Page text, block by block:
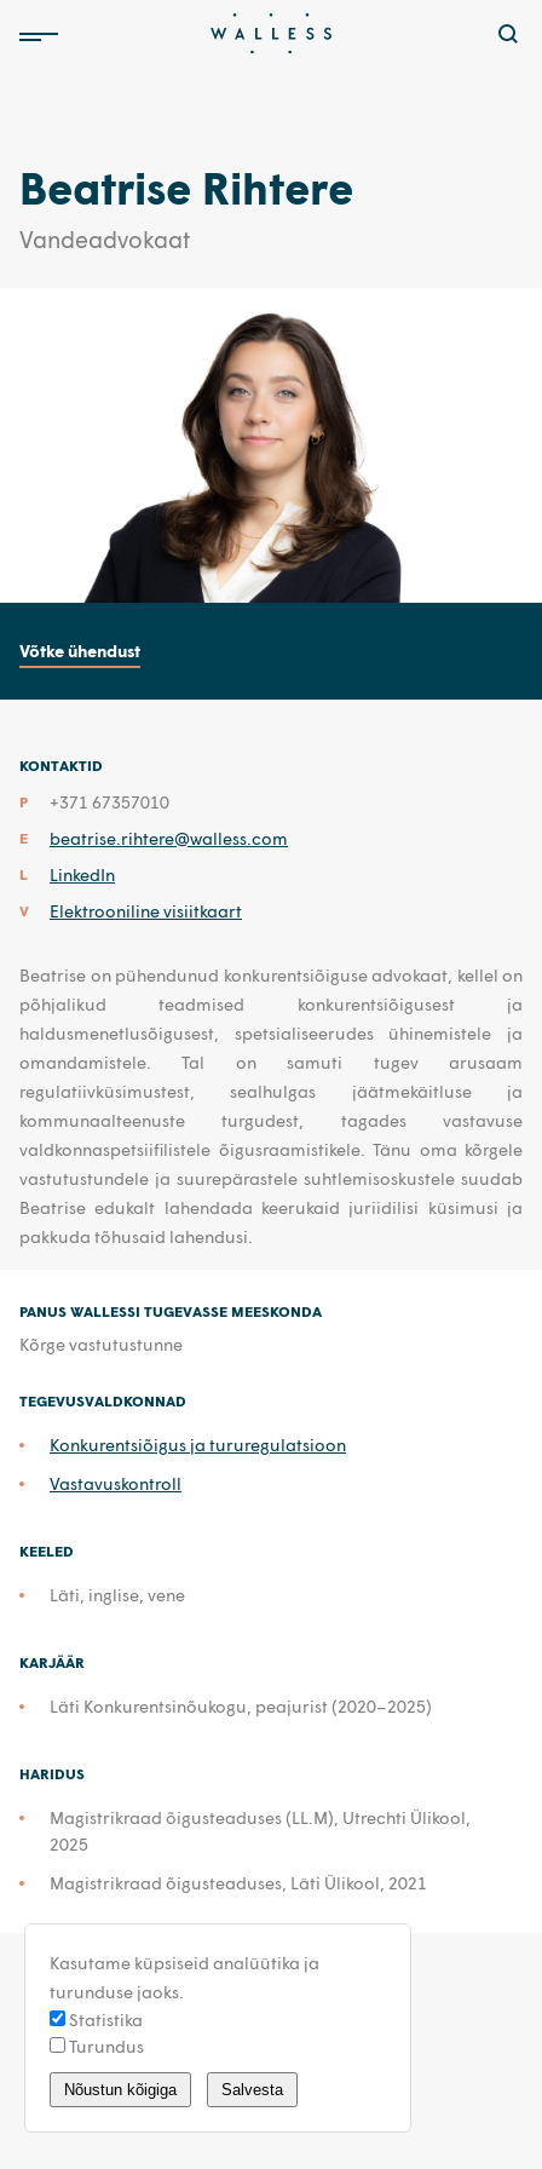
Beatrise Rihtere
Vandeadvokaat
Võtke ühendust
KONTAKTID
P
+371 67357010
E beatrise.rihtere@walless.com
L LinkedIn
V Elektrooniline visiitkaart
Beatrise on pühendunud konkurentsiõiguse advokaat, kellel on
põhjalikud teadmised konkurentsiõigusest ja
haldusmenetlusõigusest, spetsialiseerudes ühinemistele ja
omandamistele. Tal on samuti tugev arusaam
regulatiivküsimustest, sealhulgas jäätmekäitluse ja
kommunaalteenuste turgudest, tagades vastavuse
valdkonnaspetsiifilistele õigusraamistikele. Tänu oma kõrgele
vastutustundele ja suurepärastele suhtlemisoskustele suudab
Beatrise edukalt lahendada keerukaid juriidilisi küsimusi ja
pakkuda tõhusaid lahendusi.
PANUS WALLESSI TUGEVASSE MEESKONDA
Kõrge vastutustunne
TEGEVUSVALDKONNAD
Konkurentsiõigus ja tururegulatsioon
Vastavuskontroll
KEELED
Läti, inglise, vene
KARJÄÄR
Läti Konkurentsinõukogu, peajurist (2020–2025)
HARIDUS
Magistrikraad õigusteaduses (LL.M), Utrechti Ülikool,
2025
Magistrikraad õigusteaduses, Läti Ülikool, 2021
estonia@walless.com
Kasutame küpsiseid analüütika ja
turunduse jaoks.
Statistika
Turundus
Nõustun kõigiga Salvesta